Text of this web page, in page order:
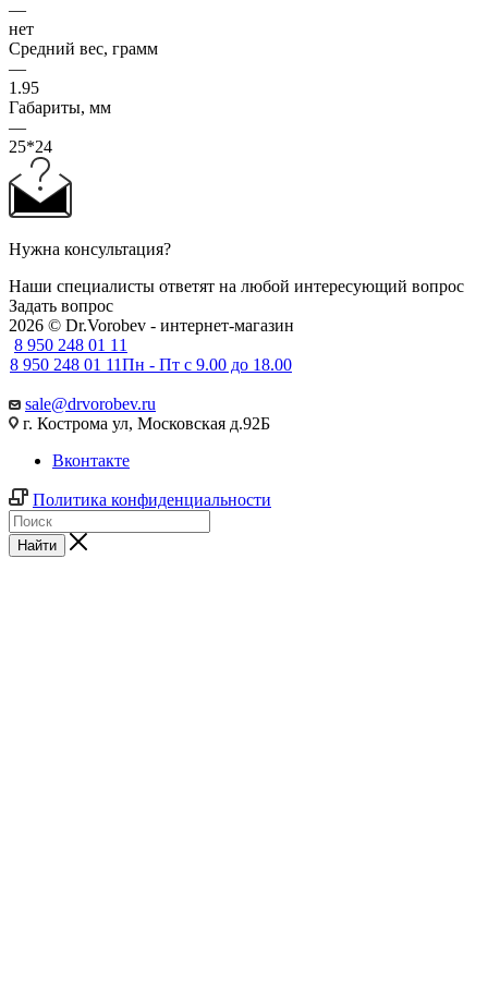
—
нет
Средний вес, грамм
—
1.95
Габариты, мм
—
25*24
Нужна консультация?
Наши специалисты ответят на любой интересующий вопрос
Задать вопрос
2026 © Dr.Vorobev - интернет-магазин
8 950 248 01 11
8 950 248 01 11Пн - Пт с 9.00 до 18.00
sale@drvorobev.ru
г. Кострома ул, Московская д.92Б
Вконтакте
Политика конфиденциальности
Найти